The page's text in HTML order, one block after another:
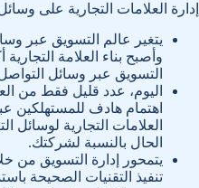
إدارة العلامات التجارية على
يتغير عالم التسويق عبر
وأصبح بناء العلامة
التسويق عبر وسائل
اليوم، عدد قليل فقط من
اهتمام هادف للمستهلكين
العلامات التجارية لوسائل
الحال بالنسبة لشركتك.
يتمحور إدارة التسويق من
تنفيذ التقنيات الصحيحة